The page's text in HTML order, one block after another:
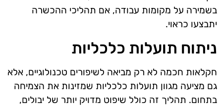
בשמירה על מקומות עבודה, אם תהליכי ההכשרה
יתבצעו כראוי.
ניתוח תועלות כלכליות
חקלאות חכמה לא רק מביאה לשיפורים טכנולוגיים, אלא
גם מציעה מגוון תועלות כלכליות שמזינות את הצמיחה
בתחום. תהליך זה כולל שיפוט מדויק יותר של יבולים,